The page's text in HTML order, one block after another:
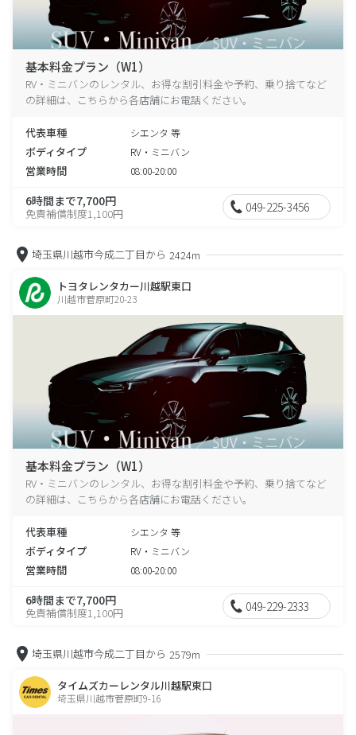
基本料金プラン（W1）
RV・ミニバンのレンタル、お得な割引料金や予約、乗り捨てなど
の詳細は、こちらから各店舗にお電話ください。
代表車種 シエンタ 等
ボディタイプ RV・ミニバン
営業時間 08:00-20:00
6時間まで7,700円
免責補償制度1,100円 049-225-3456
埼玉県川越市今成二丁目から 2424m
トヨタレンタカー川越駅東口
川越市菅原町20-23
基本料金プラン（W1）
RV・ミニバンのレンタル、お得な割引料金や予約、乗り捨てなど
の詳細は、こちらから各店舗にお電話ください。
代表車種 シエンタ 等
ボディタイプ RV・ミニバン
営業時間 08:00-20:00
6時間まで7,700円
免責補償制度1,100円 049-229-2333
埼玉県川越市今成二丁目から 2579m
タイムズカーレンタル川越駅東口
埼玉県川越市菅原町9-16